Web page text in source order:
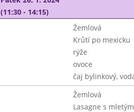
(11:30 - 14:15)
Žemlová
Krůtí po mexicku
rýže
ovoce
čaj bylinkový,
Žemlová
Lasagne s